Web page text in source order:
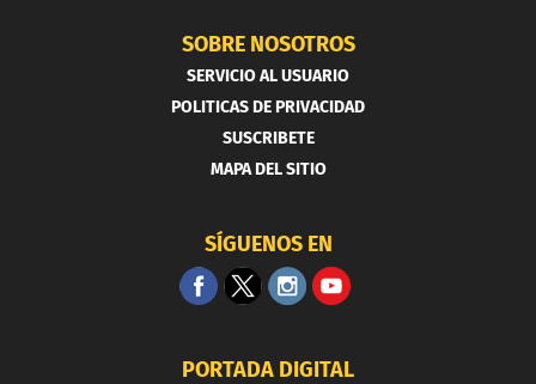
SOBRE NOSOTROS
SERVICIO AL USUARIO
POLITICAS DE PRIVACIDAD
SUSCRIBETE
MAPA DEL SITIO
SÍGUENOS EN
PORTADA DIGITAL